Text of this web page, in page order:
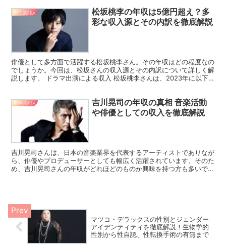
男性芸能人
松坂桃李の年収は5億円超え？多
彩な収入源とその内訳を徹底解説
俳優として多方面で活躍する松坂桃李さん。その年収はどの程度なの
でしょうか。今回は、松坂さんの収入源とその内訳について詳しく解
説します。 ドラマ出演による収入 松坂桃李さんは、2023年に以下
男性芸能人
吉川晃司の年収の真相 音楽活動
や俳優としての収入を徹底解説
吉川晃司さんは、日本の音楽業界を代表するアーティストでありなが
ら、俳優やプロデューサーとしても幅広く活躍されています。そのた
め、吉川晃司さんの年収がどれほどのものか興味を持つ方も多いでし
マツコ・デラックスの性別とジェンダー
アイデンティティを徹底解説！生物学的
性別から性自認、性転換手術の有無まで